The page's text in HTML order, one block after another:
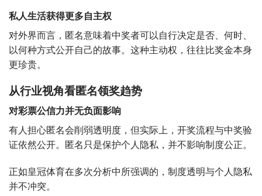
私人生活获得更多自主权
对外界而言，匿名意味着中奖者可以自行决定是否、何时、
以何种方式公开自己的故事。这种主动权，往往比奖金本身
更珍贵。
从行业视角看匿名领奖趋势
对彩票公信力并无负面影响
有人担心匿名会削弱透明度，但实际上，开奖流程与中奖验
证依然公开。匿名只是保护个人隐私，并不影响制度公正。
正如皇冠体育在多次分析中所强调的，制度透明与个人隐私
并不冲突。